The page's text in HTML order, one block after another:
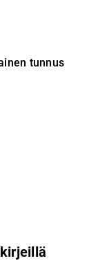
tunnus